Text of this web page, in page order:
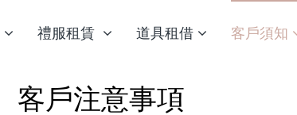
禮服租賃 道具租借 客戶須知
客戶注意事項